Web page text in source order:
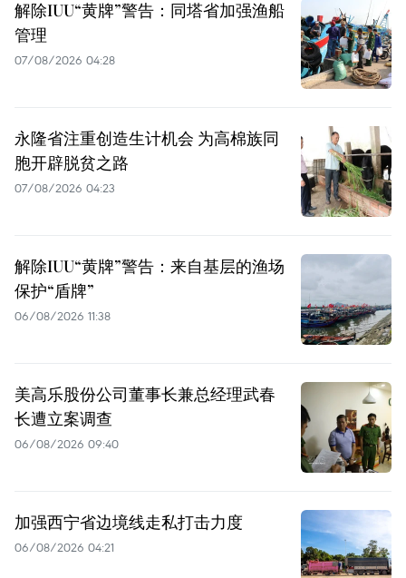
解除IUU“黄牌”警告：同塔省加强渔船
管理
07/08/2026 04:28
永隆省注重创造生计机会 为高棉族同
胞开辟脱贫之路
07/08/2026 04:23
解除IUU“黄牌”警告：来自基层的渔场
保护“盾牌”
06/08/2026 11:38
美高乐股份公司董事长兼总经理武春
长遭立案调查
06/08/2026 09:40
加强西宁省边境线走私打击力度
06/08/2026 04:21